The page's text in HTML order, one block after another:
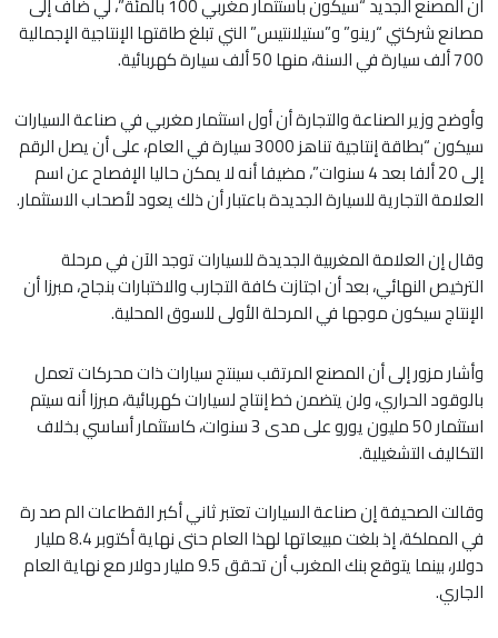
أن المصنع الجديد “سيكون باستثمار مغربي 100 بالمئة”، لي ضاف إلى
مصانع شركتي “رينو” و”ستيلانتيس” التي تبلغ طاقتها الإنتاجية الإجمالية
700 ألف سيارة في السنة، منها 50 ألف سيارة كهربائية.
وأوضح وزير الصناعة والتجارة أن أول استثمار مغربي في صناعة السيارات
سيكون “بطاقة إنتاجية تناهز 3000 سيارة في العام، على أن يصل الرقم
إلى 20 ألفا بعد 4 سنوات”، مضيفا أنه لا يمكن حاليا الإفصاح عن اسم
العلامة التجارية للسيارة الجديدة باعتبار أن ذلك يعود لأصحاب الاستثمار.
وقال إن العلامة المغربية الجديدة للسيارات توجد الآن في مرحلة
الترخيص النهائي، بعد أن اجتازت كافة التجارب والاختبارات بنجاح، مبرزا أن
الإنتاج سيكون موجها في المرحلة الأولى للسوق المحلية.
وأشار مزور إلى أن المصنع المرتقب سينتج سيارات ذات محركات تعمل
بالوقود الحراري، ولن يتضمن خط إنتاج لسيارات كهربائية، مبرزا أنه سيتم
استثمار 50 مليون يورو على مدى 3 سنوات، كاستثمار أساسي بخلاف
التكاليف التشغيلية.
وقالت الصحيفة إن صناعة السيارات تعتبر ثاني أكبر القطاعات الم صد رة
في المملكة، إذ بلغت مبيعاتها لهذا العام حتى نهاية أكتوبر 8.4 مليار
دولار، بينما يتوقع بنك المغرب أن تحقق 9.5 مليار دولار مع نهاية العام
الجاري.